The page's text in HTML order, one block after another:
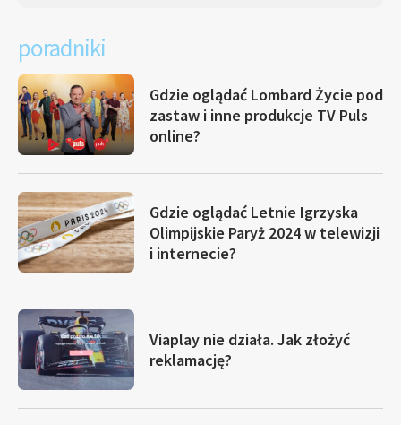
poradniki
Gdzie oglądać Lombard Życie pod
zastaw i inne produkcje TV Puls
online?
Gdzie oglądać Letnie Igrzyska
Olimpijskie Paryż 2024 w telewizji
i internecie?
Viaplay nie działa. Jak złożyć
reklamację?